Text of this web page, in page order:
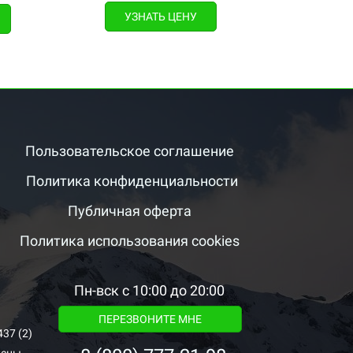
УЗНАТЬ ЦЕНУ
Пользовательское соглашение
Политика конфиденциальности
Публичная оферта
Политика использования cookies
(2)
Пн-вск с 10:00 до 20:00
ПЕРЕЗВОНИТЕ МНЕ